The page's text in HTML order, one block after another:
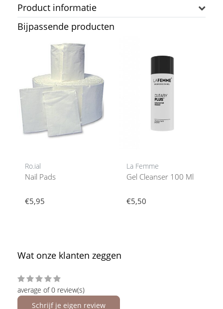
Product informatie
Bijpassende producten
Ro.ial
Nail Pads
€5,95
La Femme
Gel Cleanser 100 Ml
€5,50
Wat onze klanten zeggen
average of 0 review(s)
Schrijf je eigen review